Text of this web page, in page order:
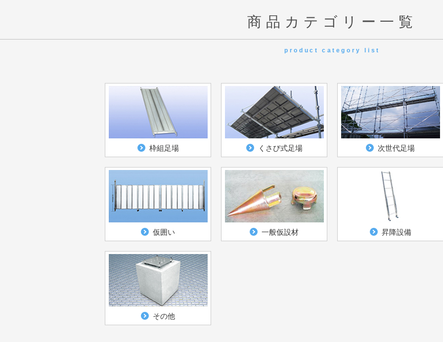
商品カテゴリー一覧
product category list
枠組足場 くさび式足場 次世代足場
仮囲い 一般仮設材 昇降設備
その他